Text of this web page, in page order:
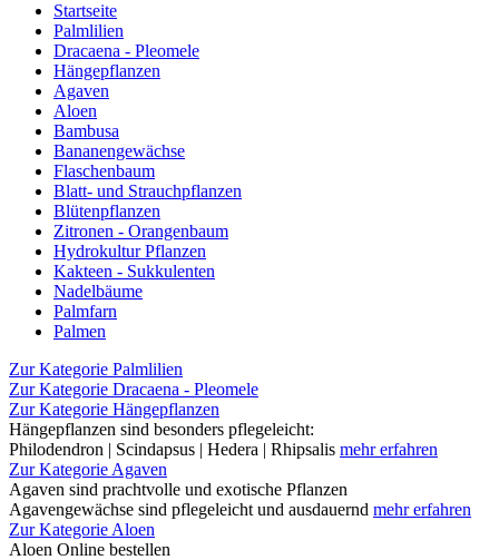
Startseite
Palmlilien
Dracaena - Pleomele
Hängepflanzen
Agaven
Aloen
Bambusa
Bananengewächse
Flaschenbaum
Blatt- und Strauchpflanzen
Blütenpflanzen
Zitronen - Orangenbaum
Hydrokultur Pflanzen
Kakteen - Sukkulenten
Nadelbäume
Palmfarn
Palmen
Zur Kategorie Palmlilien
Zur Kategorie Dracaena - Pleomele
Zur Kategorie Hängepflanzen
Hängepflanzen sind besonders pflegeleicht:
Philodendron | Scindapsus | Hedera | Rhipsalis mehr erfahren
Zur Kategorie Agaven
Agaven sind prachtvolle und exotische Pflanzen
Agavengewächse sind pflegeleicht und ausdauernd mehr erfahren
Zur Kategorie Aloen
Aloen Online bestellen